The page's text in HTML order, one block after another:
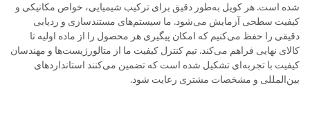
شده است. هر کویل به‌طور دقیق برای ترکیب شیمیایی، خواص مکانیکی و
کیفیت سطحی آزمایش می‌شود. ما سیستم‌های مستندسازی و ردیابی
دقیقی را حفظ می‌کنیم که امکان پیگیری هر محصول را از ماده اولیه تا
کالای نهایی فراهم می‌کند. تیم کنترل کیفیت ما از متالورژیست‌ها و مهندسان
کیفیت با تجربه‌ای تشکیل شده است که تضمین می‌کنند استانداردهای
بین‌المللی و مشخصات مشتری رعایت شود.